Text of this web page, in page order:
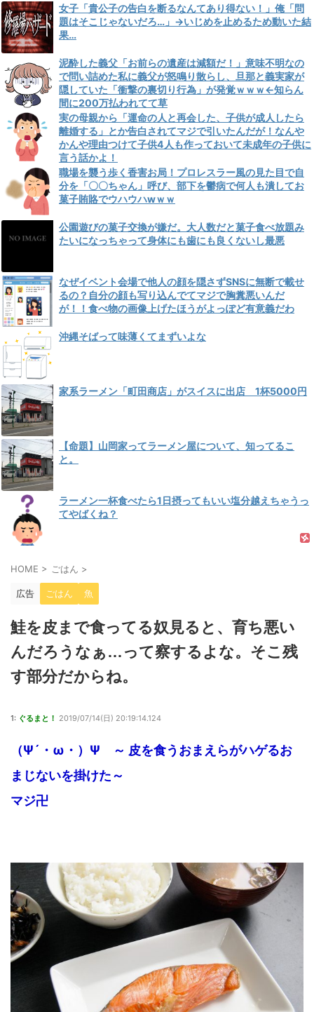
女子「貴公子の告白を断るなんてあり得ない！」俺「問
題はそこじゃないだろ…」→いじめを止めるため動いた結
果…
泥酔した義父「お前らの遺産は減額だ！」意味不明なの
で問い詰めた私に義父が怒鳴り散らし、旦那と義実家が
隠していた「衝撃の裏切り行為」が発覚ｗｗｗ←知らん
間に200万払われてて草
実の母親から「運命の人と再会した、子供が成人したら
離婚する」とか告白されてマジで引いたんだが！なんや
かんや理由つけて子供4人も作っておいて未成年の子供に
言う話かよ！
職場を襲う歩く香害お局！プロレスラー風の見た目で自
分を「〇〇ちゃん」呼び、部下を鬱病で何人も潰してお
菓子賄賂でウハウハwｗｗ
公園遊びの菓子交換が嫌だ。大人数だと菓子食べ放題み
たいになっちゃって身体にも歯にも良くないし最悪
なぜイベント会場で他人の顔を隠さずSNSに無断で載せ
るの？自分の顔も写り込んでてマジで胸糞悪いんだ
が！！食べ物の画像上げたほうがよっぽど有意義だわ
沖縄そばって味薄くてまずいよな
家系ラーメン「町田商店」がスイスに出店 1杯5000円
【命題】山岡家ってラーメン屋について、知ってるこ
と。
ラーメン一杯食べたら1日摂ってもいい塩分越えちゃうっ
てやばくね？
HOME > ごはん >
広告 ごはん 魚
鮭を皮まで食ってる奴見ると、育ち悪い
んだろうなぁ…って察するよな。そこ残
す部分だからね。
1: ぐるまと！ 2019/07/14(日) 20:19:14.124
（Ψ´・ω・）Ψ ～ 皮を食うおまえらがハゲるお
まじないを掛けた～
マジ卍